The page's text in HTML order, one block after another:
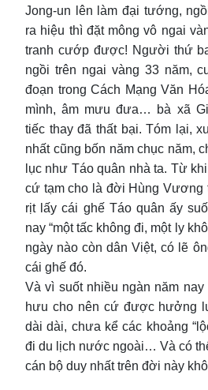
Jong-un lên làm đại tướng,
ra hiệu thì đặt mông vô ngai
tranh cướp được! Người thứ
ngồi trên ngai vàng 33 năm,
đoạn trong Cách Mạng Văn
mình, âm mưu đưa… bà xã
tiếc thay đã thất bại. Tóm lại,
nhất cũng bốn năm chục năm,
lục như Táo quân nhà ta. Từ
cứ tạm cho là đời Hùng
rịt lấy cái ghế Táo quân ấy
nay “một tấc không đi, một ly
ngày nào còn dân Việt, có lẽ
cái ghế đó.
Và vì suốt nhiều ngàn năm
hưu cho nên cứ được hưởng
dài dài, chưa kể các khoảng
đi du lịch nước ngoài… Và có
cán bộ duy nhất trên đời này